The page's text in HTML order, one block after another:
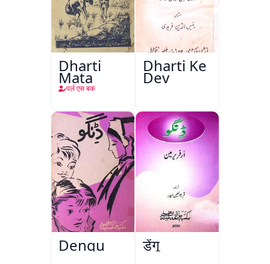
Dharti
Mata
पर्ल एस बक
Dharti Ke
Dev
Dengu डेंगू